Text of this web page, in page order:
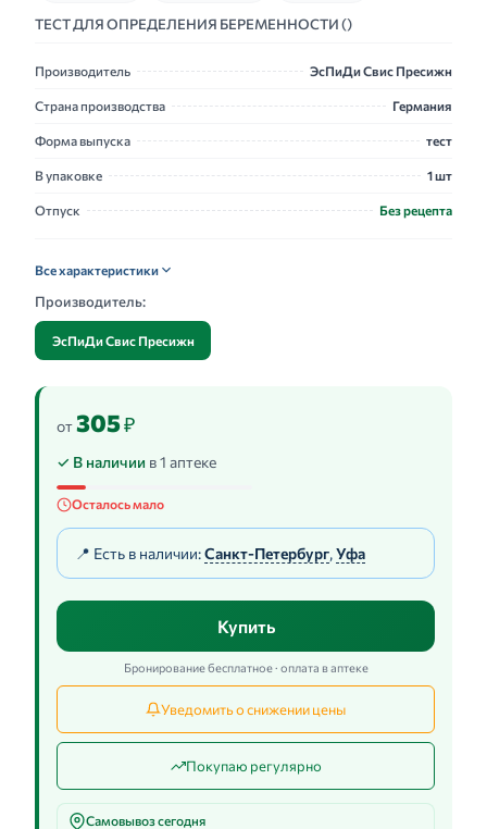
ТЕСТ ДЛЯ ОПРЕДЕЛЕНИЯ БЕРЕМЕННОСТИ ()
Производитель ЭсПиДи Свис Пресижн
Страна производства Германия
Форма выпуска тест
В упаковке 1 шт
Отпуск Без рецепта
Все характеристики
Производитель:
ЭсПиДи Свис Пресижн
от305₽
✓ В наличии в 1 аптеке
Осталось мало
📍 Есть в наличии:Санкт-Петербург,Уфа
Купить
Бронирование бесплатное · оплата в аптеке
Уведомить о снижении цены
Покупаю регулярно
Самовывоз сегодня